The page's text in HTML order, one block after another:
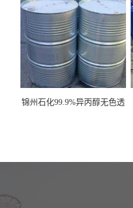
锦州石化99.9%异丙醇无色透